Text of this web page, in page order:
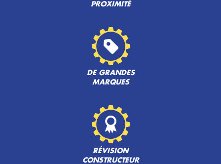
PROXIMITÉ
DE GRANDES
MARQUES
RÉVISION
CONSTRUCTEUR